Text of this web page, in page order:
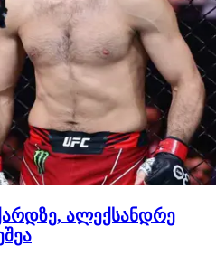
ალექსანდრე